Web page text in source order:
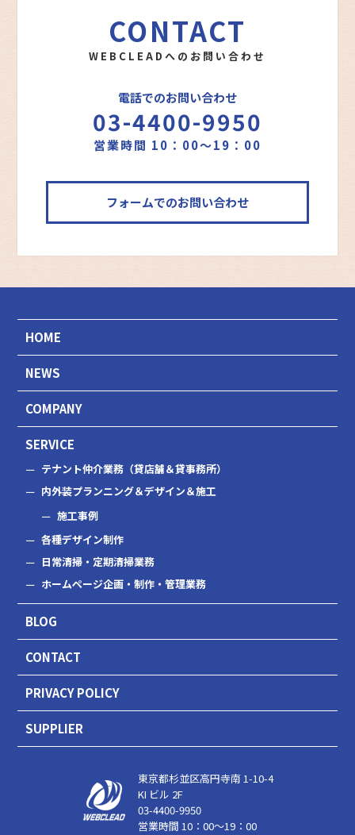
CONTACT
WEBCLEADへのお問い合わせ
電話でのお問い合わせ
03-4400-9950
営業時間 10：00～19：00
フォームでのお問い合わせ
HOME
NEWS
COMPANY
SERVICE
テナント仲介業務（貸店舗＆貸事務所）
内外装プランニング＆デザイン＆施工
施工事例
各種デザイン制作
日常清掃・定期清掃業務
ホームページ企画・制作・管理業務
BLOG
CONTACT
PRIVACY POLICY
SUPPLIER
東京都杉並区高円寺南 1-10-4
KI ビル 2F
03-4400-9950
営業時間 10：00～19：00